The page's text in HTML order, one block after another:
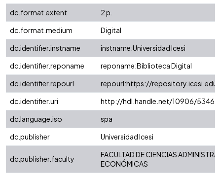
dc.format.extent
2 p.
dc.format.medium
Digital
dc.identifier.instname
instname:Universidad Icesi
dc.identifier.reponame
reponame:Biblioteca Digital
dc.identifier.repourl
repourl:https://
dc.identifier.uri
http://hdl.handle.net/10906/5346
dc.language.iso
spa
dc.publisher
Universidad Icesi
dc.publisher.faculty
FACULTAD DE CIENCIAS
ECONÓMICAS